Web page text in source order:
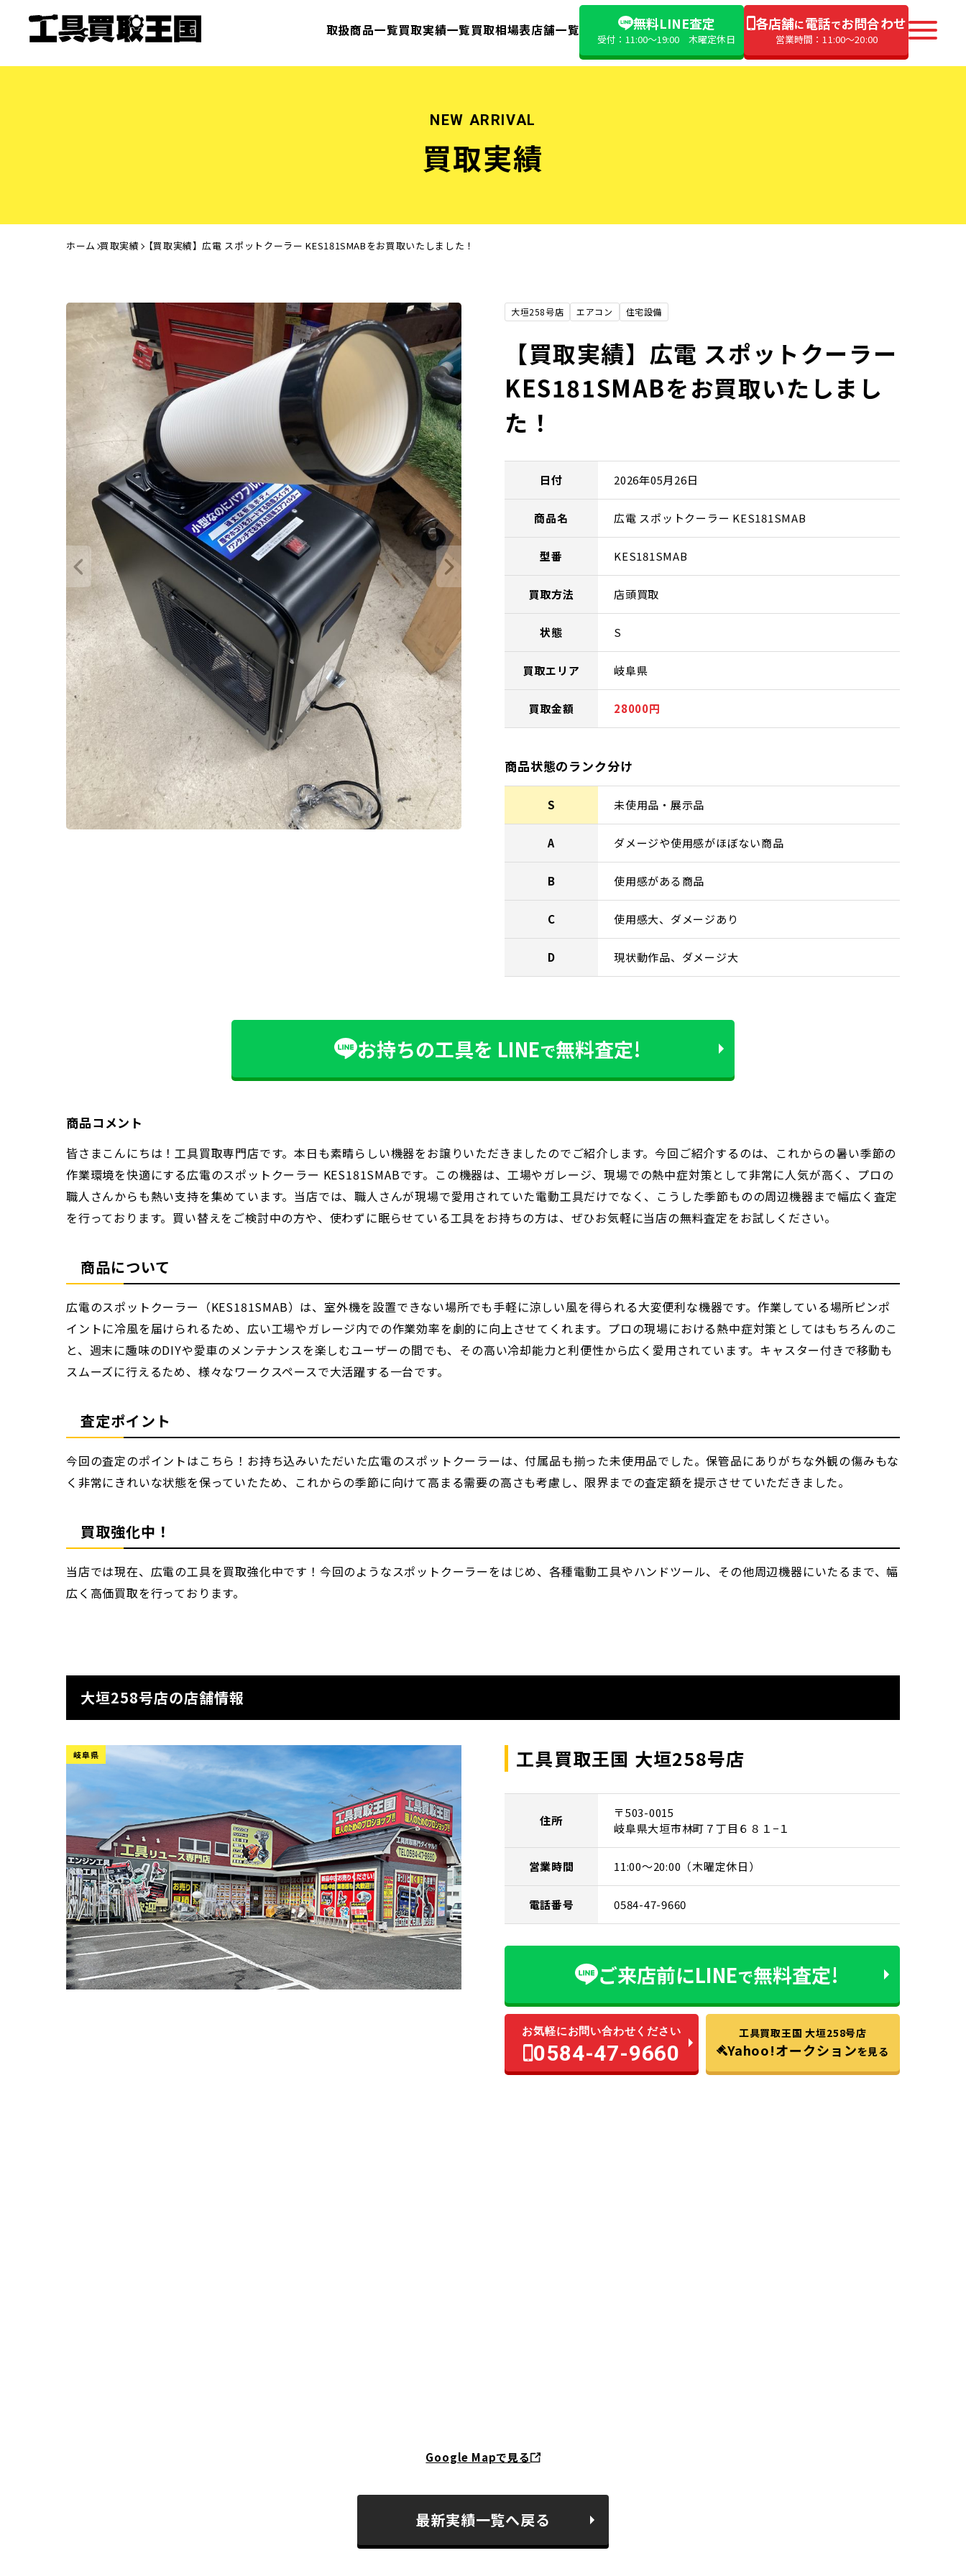
取扱商品一覧買取実績一覧買取相場表店舗一覧 無料LINE査定
受付：11:00〜19:00 木曜定休日
各店舗に電話でお問合わせ
営業時間：11:00〜20:00
NEW ARRIVAL
買取実績
ホーム 買取実績 【買取実績】広電 スポットクーラー KES181SMABをお買取いたしました！
大垣258号店 エアコン 住宅設備
【買取実績】広電 スポットクーラー
KES181SMABをお買取いたしまし
た！
日付 2026年05月26日
商品名 広電 スポットクーラー KES181SMAB
型番 KES181SMAB
買取方法 店頭買取
状態 S
買取エリア 岐阜県
買取金額 28000円
商品状態のランク分け
S 未使用品・展示品
A ダメージや使用感がほぼない商品
B 使用感がある商品
C 使用感大、ダメージあり
D 現状動作品、ダメージ大
お持ちの工具を LINEで無料査定!
商品コメント
皆さまこんにちは！工具買取専門店です。本日も素晴らしい機器をお譲りいただきましたのでご紹介します。今回ご紹介するのは、これからの暑い季節の
作業環境を快適にする広電のスポットクーラー KES181SMABです。この機器は、工場やガレージ、現場での熱中症対策として非常に人気が高く、プロの
職人さんからも熱い支持を集めています。当店では、職人さんが現場で愛用されていた電動工具だけでなく、こうした季節ものの周辺機器まで幅広く査定
を行っております。買い替えをご検討中の方や、使わずに眠らせている工具をお持ちの方は、ぜひお気軽に当店の無料査定をお試しください。
商品について
広電のスポットクーラー（KES181SMAB）は、室外機を設置できない場所でも手軽に涼しい風を得られる大変便利な機器です。作業している場所ピンポ
イントに冷風を届けられるため、広い工場やガレージ内での作業効率を劇的に向上させてくれます。プロの現場における熱中症対策としてはもちろんのこ
と、週末に趣味のDIYや愛車のメンテナンスを楽しむユーザーの間でも、その高い冷却能力と利便性から広く愛用されています。キャスター付きで移動も
スムーズに行えるため、様々なワークスペースで大活躍する一台です。
査定ポイント
今回の査定のポイントはこちら！お持ち込みいただいた広電のスポットクーラーは、付属品も揃った未使用品でした。保管品にありがちな外観の傷みもな
く非常にきれいな状態を保っていたため、これからの季節に向けて高まる需要の高さも考慮し、限界までの査定額を提示させていただきました。
買取強化中！
当店では現在、広電の工具を買取強化中です！今回のようなスポットクーラーをはじめ、各種電動工具やハンドツール、その他周辺機器にいたるまで、幅
広く高価買取を行っております。
大垣258号店の店舗情報
岐阜県 工具買取王国 大垣258号店
住所
〒503-0015
岐阜県大垣市林町７丁目６８１−１
営業時間 11:00～20:00（木曜定休日）
電話番号 0584-47-9660
ご来店前にLINEで無料査定!
お気軽にお問い合わせください
0584-47-9660
工具買取王国 大垣258号店
Yahoo!オークションを見る
Google Mapで見る
最新実績一覧へ戻る